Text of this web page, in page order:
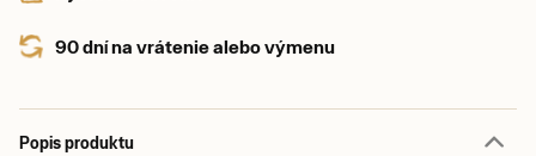
90 dní na vrátenie alebo výmenu
Popis produktu